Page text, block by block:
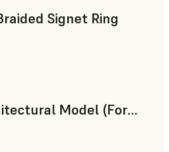
Signet Ring
White Architectural Model (Form 4)